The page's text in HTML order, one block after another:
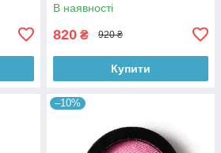
В наявності
820 ₴ 920 ₴
Купити
–10%